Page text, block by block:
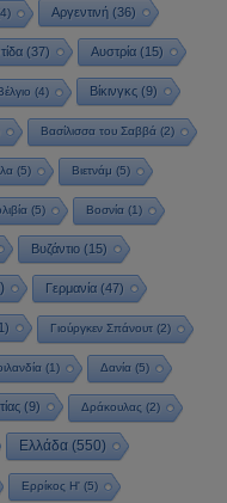
Αργεντινή (36)
(37) Αυστρία (15)
(4) Βίκινγκς (9)
Βασίλισσα του Σαββά (2)
(5) Βιετνάμ (5)
(5) Βοσνία (1)
Βυζάντιο (15)
Γερμανία(47)
Γιούργκεν Σπάνουτ(2)
(1) Δανία (5)
(9) Δράκουλας (2)
Ελλάδα (550)
Ερρίκος Η'(5)